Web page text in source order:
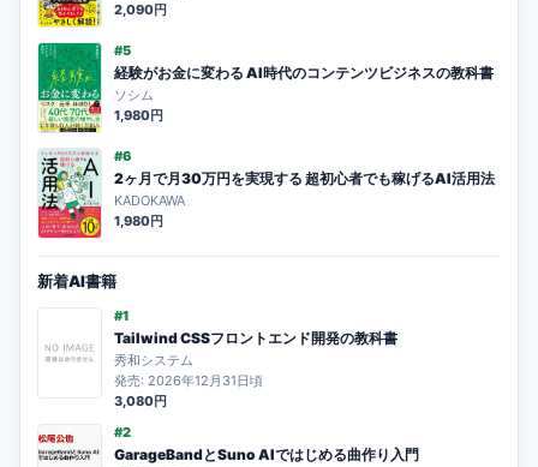
2,090円
#5
経験がお金に変わる AI時代のコンテンツビジネスの教科書
ソシム
1,980円
#6
2ヶ月で月30万円を実現する 超初心者でも稼げるAI活用法
KADOKAWA
1,980円
新着AI書籍
#1
Tailwind CSSフロントエンド開発の教科書
秀和システム
発売: 2026年12月31日頃
3,080円
#2
GarageBandとSuno AIではじめる曲作り入門